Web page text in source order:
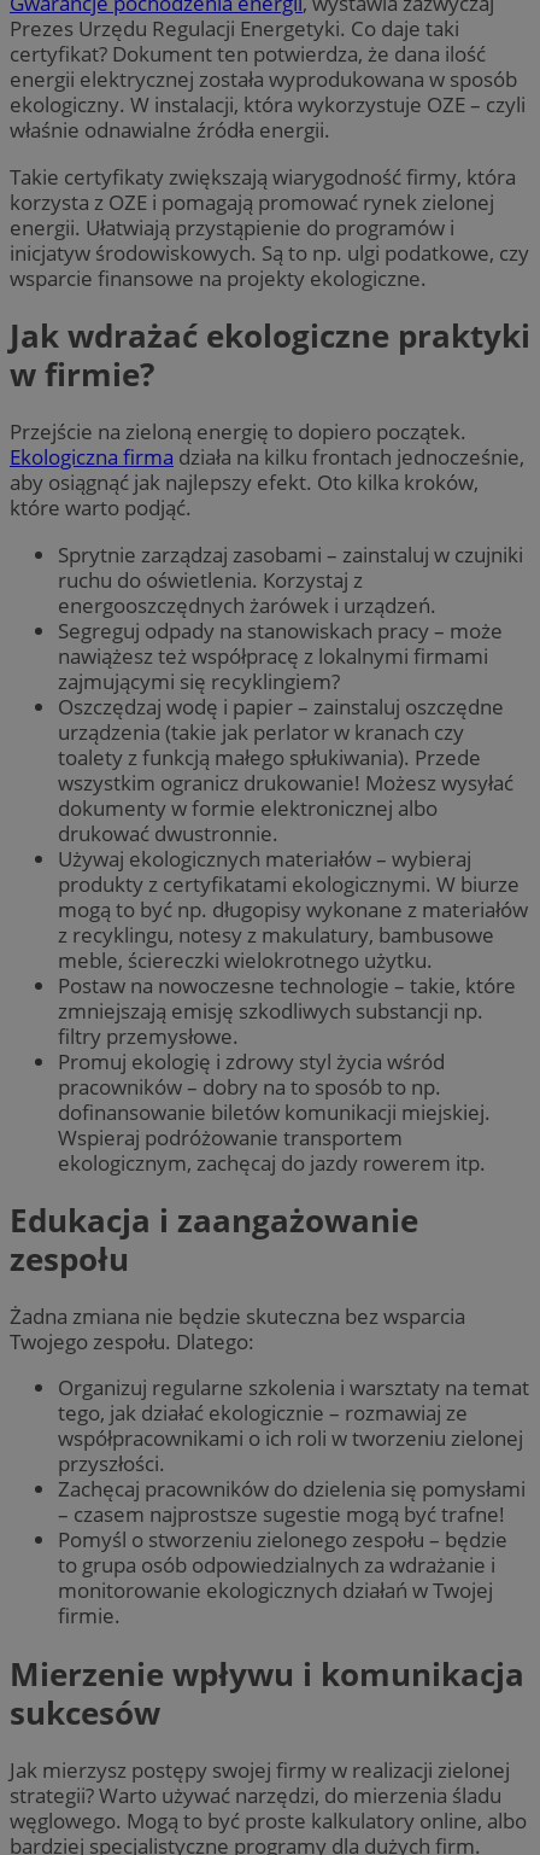
Prezes Urzędu Regulacji Energetyki. Co daje taki
certyfikat? Dokument ten potwierdza, że dana ilość
energii elektrycznej została wyprodukowana w sposób
ekologiczny. W instalacji, która wykorzystuje OZE – czyli
właśnie odnawialne źródła energii.
Takie certyfikaty zwiększają wiarygodność firmy, która
korzysta z OZE i pomagają promować rynek zielonej
energii. Ułatwiają przystąpienie do programów i
inicjatyw środowiskowych. Są to np. ulgi podatkowe, czy
wsparcie finansowe na projekty ekologiczne.
Jak wdrażać ekologiczne praktyki
w firmie?
Przejście na zieloną energię to dopiero początek.
Ekologiczna firma działa na kilku frontach jednocześnie,
aby osiągnąć jak najlepszy efekt. Oto kilka kroków,
które warto podjąć.
Sprytnie zarządzaj zasobami – zainstaluj w czujniki
ruchu do oświetlenia. Korzystaj z
energooszczędnych żarówek i urządzeń.
Segreguj odpady na stanowiskach pracy – może
nawiążesz też współpracę z lokalnymi firmami
zajmującymi się recyklingiem?
Oszczędzaj wodę i papier – zainstaluj oszczędne
urządzenia (takie jak perlator w kranach czy
toalety z funkcją małego spłukiwania). Przede
wszystkim ogranicz drukowanie! Możesz wysyłać
dokumenty w formie elektronicznej albo
drukować dwustronnie.
Używaj ekologicznych materiałów – wybieraj
produkty z certyfikatami ekologicznymi. W biurze
mogą to być np. długopisy wykonane z materiałów
z recyklingu, notesy z makulatury, bambusowe
meble, ściereczki wielokrotnego użytku.
Postaw na nowoczesne technologie – takie, które
zmniejszają emisję szkodliwych substancji np.
filtry przemysłowe.
Promuj ekologię i zdrowy styl życia wśród
pracowników – dobry na to sposób to np.
dofinansowanie biletów komunikacji miejskiej.
Wspieraj podróżowanie transportem
ekologicznym, zachęcaj do jazdy rowerem itp.
Edukacja i zaangażowanie
zespołu
Żadna zmiana nie będzie skuteczna bez wsparcia
Twojego zespołu. Dlatego:
Organizuj regularne szkolenia i warsztaty na temat
tego, jak działać ekologicznie – rozmawiaj ze
współpracownikami o ich roli w tworzeniu zielonej
przyszłości.
Zachęcaj pracowników do dzielenia się pomysłami
– czasem najprostsze sugestie mogą być trafne!
Pomyśl o stworzeniu zielonego zespołu – będzie
to grupa osób odpowiedzialnych za wdrażanie i
monitorowanie ekologicznych działań w Twojej
firmie.
Mierzenie wpływu i komunikacja
sukcesów
Jak mierzysz postępy swojej firmy w realizacji zielonej
strategii? Warto używać narzędzi, do mierzenia śladu
węglowego. Mogą to być proste kalkulatory online, albo
bardziej specjalistyczne programy dla dużych firm.